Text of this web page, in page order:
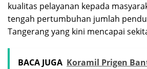
kualitas pelayanan kepada
tengah pertumbuhan jumlah
Tangerang yang kini mencapai
BACA JUGA Koramil Prigen